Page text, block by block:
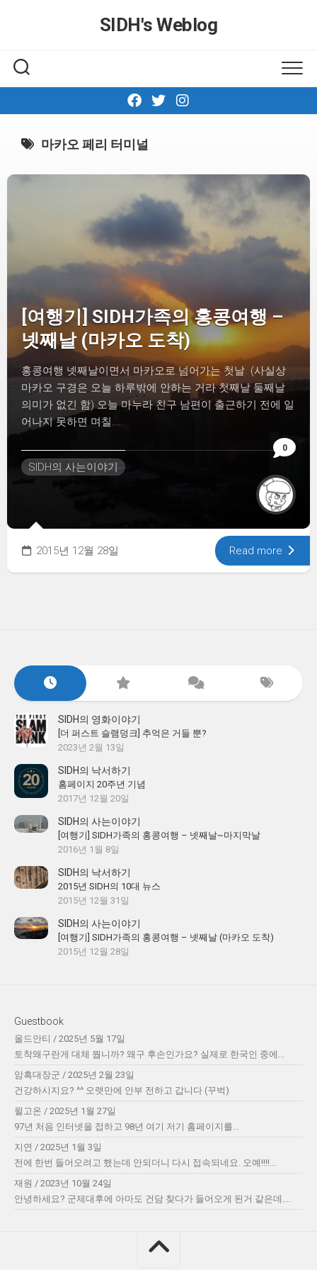
SIDH′s Weblog
마카오 페리 터미널
0
[여행기] SIDH가족의 홍콩여행 –
넷째날 (마카오 도착)
홍콩여행 넷째날이면서 마카오로 넘어가는 첫날. (사실상
마카오 구경은 오늘 하루밖에 안하는 거라 첫째날 둘째날
의미가 없긴 함) 오늘 마누라 친구 남편이 출근하기 전에 일
어나지 못하면 며칠...
SIDH의 사는이야기
2015년 12월 28일 Read more
SIDH의 영화이야기
[더 퍼스트 슬램덩크] 추억은 거들 뿐?
2023년 2월 13일
SIDH의 낙서하기
홈페이지 20주년 기념
2017년 12월 20일
SIDH의 사는이야기
[여행기] SIDH가족의 홍콩여행 – 넷째날~마지막날
2016년 1월 8일
SIDH의 낙서하기
2015년 SIDH의 10대 뉴스
2015년 12월 31일
SIDH의 사는이야기
[여행기] SIDH가족의 홍콩여행 – 넷째날 (마카오 도착)
2015년 12월 28일
Guestbook
올드안티 / 2025년 5월 17일
토착왜구란게 대체 뭡니까? 왜구 후손인가요? 실제로 한국인 중에...
암흑대장군 / 2025년 2월 23일
건강하시지요? ^^ 오랫만에 안부 전하고 갑니다 (꾸벅)
윌고온 / 2025년 1월 27일
97년 처음 인터넷을 접하고 98년 여기 저기 홈페이지를...
지연 / 2025년 1월 3일
전에 한번 들어오려고 했는데 안되더니 다시 접속되네요. 오예!!!!...
재원 / 2023년 10월 24일
안녕하세요? 군제대후에 아마도 건담 찾다가 들어오게 된거 같은데....